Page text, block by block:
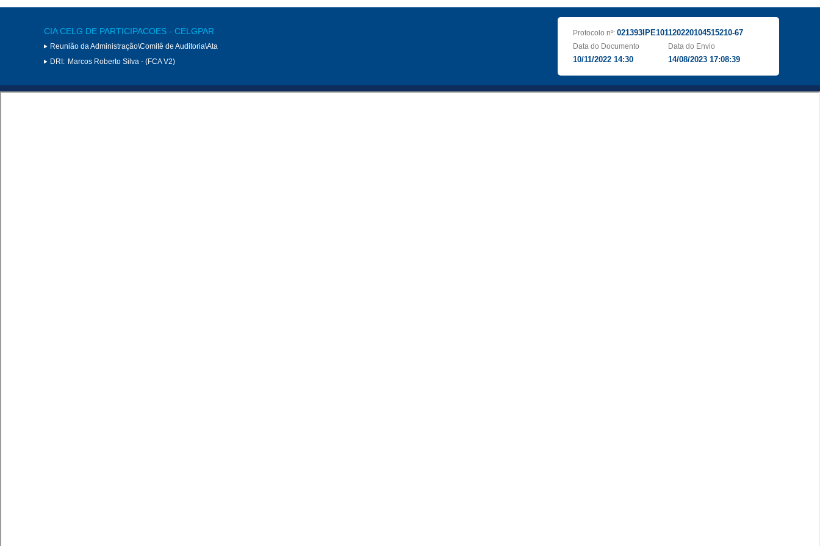
CIA CELG DE PARTICIPACOES - CELGPAR
Reunião da Administração\Comitê de Auditoria\Ata
DRI: Marcos Roberto Silva - (FCA V2)
Protocolo nº: 021393IPE101120220104515210-67
Data do Documento
10/11/2022 14:30
Data do Envio
14/08/2023 17:08:39